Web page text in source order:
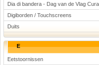
Dia di bandera - Dag van de Vlag
Digiborden / Touchscreens
Duits
E
Eetstoornissen